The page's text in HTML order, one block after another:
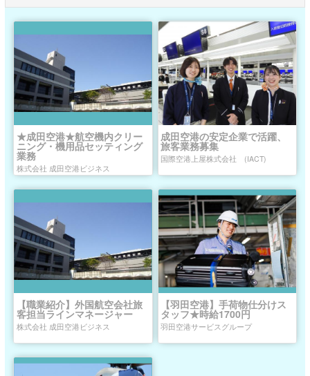
★成田空港★航空機内クリー
ニング・機用品セッティング
業務
株式会社 成田空港ビジネス
成田空港の安定企業で活躍、
旅客業務募集
国際空港上屋株式会社 (IACT)
【職業紹介】外国航空会社旅
客担当ラインマネージャー
株式会社 成田空港ビジネス
【羽田空港】手荷物仕分けス
タッフ★時給1700円
羽田空港サービスグループ